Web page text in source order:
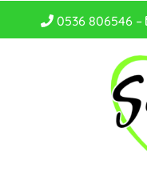
0536 806546 –